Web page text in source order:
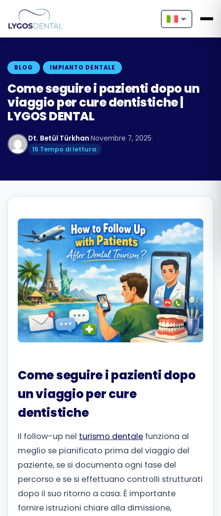
Nederlands
Deutsch
Italiano
Български
Română
Русский
BLOG IMPIANTO DENTALE
Come seguire i pazienti dopo un
viaggio per cure dentistiche |
LYGOS DENTAL
Dt. Betül Türkhan·Novembre 7, 2025·
15 Tempo di lettura:
Come seguire i pazienti dopo
un viaggio per cure
dentistiche
Il follow-up nel turismo dentale funziona al
meglio se pianificato prima del viaggio del
paziente, se si documenta ogni fase del
percorso e se si effettuano controlli strutturati
dopo il suo ritorno a casa. È importante
fornire istruzioni chiare alla dimissione,